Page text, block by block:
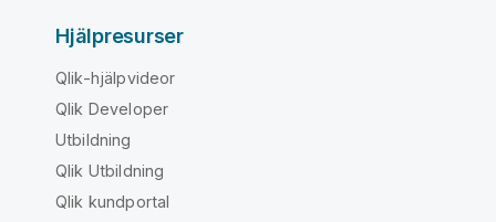
Hjälpresurser
Qlik-hjälpvideor
Qlik Developer
Utbildning
Qlik Utbildning
Qlik kundportal